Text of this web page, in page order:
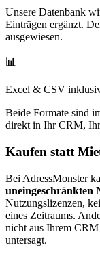
Unsere Datenbank
Einträgen ergänzt.
ausgewiesen.
📊
Excel & CSV
Beide Formate sind
direkt in Ihr CRM,
Kaufen statt
Bei AdressMonster
uneingeschränkten
Nutzungslizenzen,
eines Zeitraums.
nicht aus Ihrem
untersagt.